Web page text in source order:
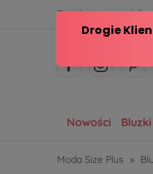
Zamów przez telefon
Nowości
Moda Size Plus »